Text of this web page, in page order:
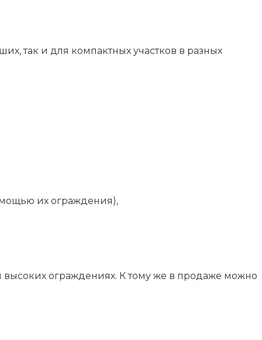
так и для компактных участков в разных
их ограждения),
ограждениях. К тому же в продаже можно